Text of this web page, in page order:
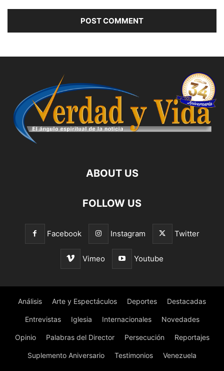
ABOUT US
FOLLOW US
Facebook Instagram Twitter
Vimeo Youtube
Análisis Arte y Espectáculos Deportes Destacadas
Entrevistas Iglesia Internacionales Novedades
Opinio Palabras del Director Persecución Reportajes
Suplemento Aniversario Testimonios Venezuela